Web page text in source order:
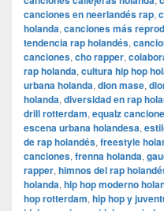
canciones en neerlandés rap,
holanda, canciones más
tendencia rap holandés,
canciones, cho rapper,
rap holanda, cultura hip hop
urbana holanda, dion mase,
holanda, diversidad en rap
drill rotterdam, equalz
escena urbana holandesa,
de rap holandés, freestyle
canciones, frenna holanda,
rapper, himnos del rap
holanda, hip hop moderno
hop rotterdam, hip hop y